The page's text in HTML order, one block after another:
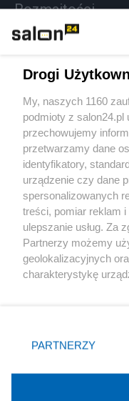
Rozmaitości
Sport
Społeczeństwo
Kultura
X
Drogi
My, naszych 1160
podmioty z
przechowujemy
przetwarzamy dane
identyfikatory,
urządzenie czy dane
spersonalizowanych
treści, pomiar reklam
ulepszanie usług. Za
Partnerzy możemy
geolokalizacyjnych
charakterystykę
zmienić/wycofać
znajdujący się w
rodzaje
użytkownika, ale
PARTNERZY